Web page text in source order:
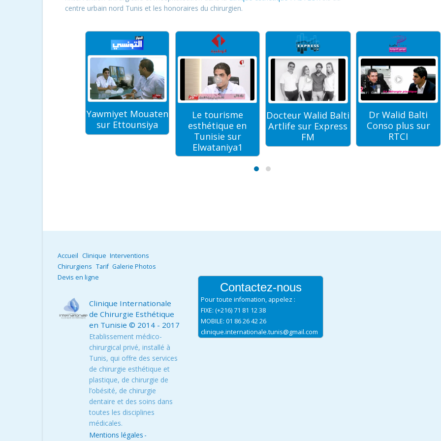
centre urbain nord Tunis et les honoraires du chirurgien.
Yawmiyet Mouaten
sur Ettounsiya
Le tourisme
esthétique en
Tunisie sur
Elwataniya1
Docteur Walid Balti
Artlife sur Express
FM
Dr Walid Balti
Conso plus sur
RTCI
Accueil Clinique Interventions
Chirurgiens Tarif Galerie Photos
Devis en ligne
Clinique Internationale
de Chirurgie Esthétique
en Tunisie © 2014 - 2017
Etablissement médico-
chirurgical privé, installé à
Tunis, qui offre des services
de chirurgie esthétique et
plastique, de chirurgie de
l’obésité, de chirurgie
dentaire et des soins dans
toutes les disciplines
médicales.
Mentions légales -
Contactez-nous
Pour toute infomation, appelez :
FIXE: (+216) 71 81 12 38
MOBILE: 01 86 26 42 26
clinique.internationale.tunis@gmail.com